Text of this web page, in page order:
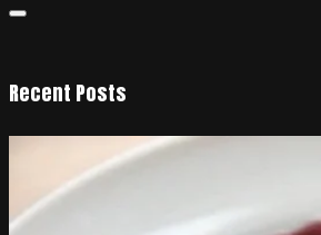
Recent Posts